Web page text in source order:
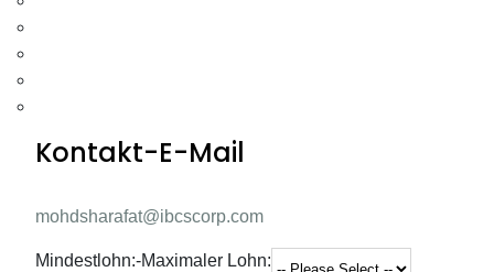
Kontakt-E-Mail
mohdsharafat@ibcscorp.com
Mindestlohn:-Maximaler Lohn: